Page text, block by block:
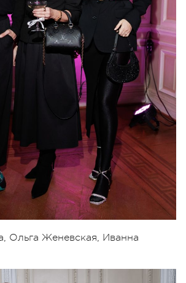
Ольга Женевская, Иванна